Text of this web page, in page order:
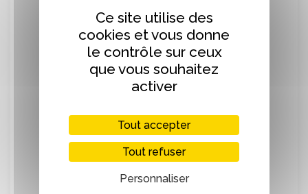
Laissez-vous tenter par leur saveur
authentique et unique.
Nous élaborons nos produits dans notre
propre laboratoire avec des ingrédients
de qualité, sélectionnés rigoureusement
Localisation
Ce site utilise des
cookies et vous donne
le contrôle sur ceux
que vous souhaitez
activer
Tout accepter
Tout refuser
Personnaliser